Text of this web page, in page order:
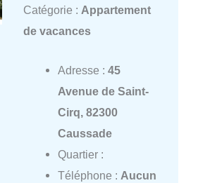
Catégorie : Appartement
de vacances
Adresse : 45
Avenue de Saint-
Cirq, 82300
Caussade
Quartier :
Téléphone : Aucun